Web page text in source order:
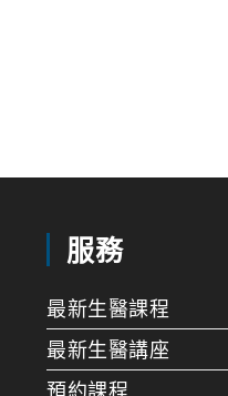
服務
最新生醫課程
最新生醫講座
預約課程